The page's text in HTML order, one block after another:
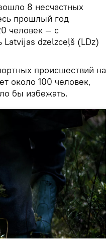
8 несчастных
прошлый год
человек — с
Latvijas dzelzceļš (LDz)
происшествий на
около 100 человек,
бы избежать.